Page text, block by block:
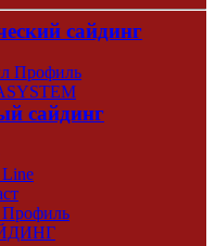
сайдинг
Профиль
сайдинг
Line
Профиль